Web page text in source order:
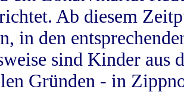
Ab diesem
in den
sind Kinder aus
Gründen - in